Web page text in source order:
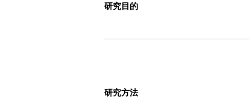
研究目的
研究方法